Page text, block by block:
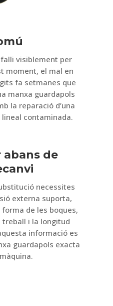
visiblement per
moment, el mal en
fa setmanes que
manxa guardapols
la reparació d’una
contaminada.
abans de
necessites
externa suporta,
de les boques,
treball i la longitud
informació es
guardapols exacta